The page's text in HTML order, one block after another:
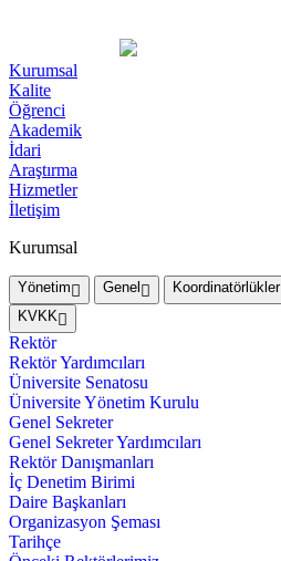
Kurumsal
Kalite
Öğrenci
Akademik
İdari
Araştırma
Hizmetler
İletişim
Kurumsal
Yönetim Genel Koordinatörlükler
KVKK
Rektör
Rektör Yardımcıları
Üniversite Senatosu
Üniversite Yönetim Kurulu
Genel Sekreter
Genel Sekreter Yardımcıları
Rektör Danışmanları
İç Denetim Birimi
Daire Başkanları
Organizasyon Şeması
Tarihçe